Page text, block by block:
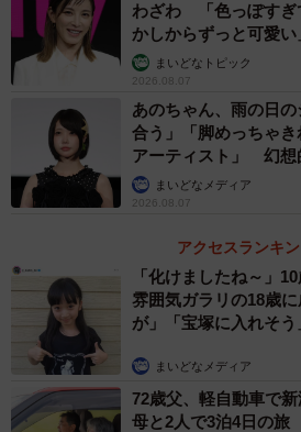
わざわ 「色っぽすぎ
かしからずっと可愛い
まいどなトピック
2026.08.07
あのちゃん、雨の日
合う」「脚めっちゃ
アーティスト」 幻想
まいどなメディア
2026.08.07
アクセスランキ
「化けましたね～」
雰囲気ガラリの18歳
が」「宝塚に入れそう
まいどなメディア
72歳父、軽自動車で
母と2人で3泊4日の